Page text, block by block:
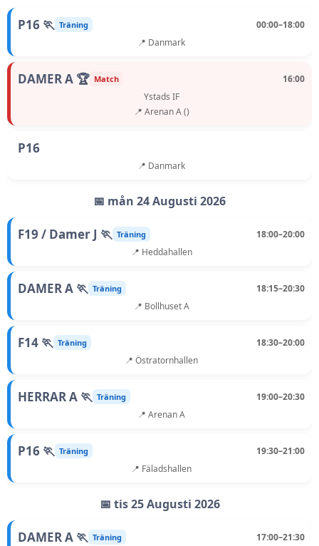
P16 🏃 Träning
00:00–18:00
📍 Danmark
DAMER A 🏆 Match
16:00
Ystads IF
📍 Arenan A ()
P16
📍 Danmark
📅 mån 24 Augusti 2026
F19 / Damer J 🏃 Träning
18:00–20:00
📍 Heddahallen
DAMER A 🏃 Träning
18:15–20:30
📍 Bollhuset A
F14 🏃 Träning
18:30–20:00
📍 Östratornhallen
HERRAR A 🏃 Träning
19:00–20:30
📍 Arenan A
P16 🏃 Träning
19:30–21:00
📍 Fäladshallen
📅 tis 25 Augusti 2026
DAMER A 🏃 Träning
17:00–21:30